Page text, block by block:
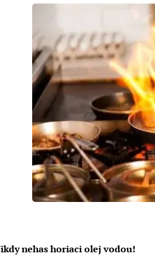
nehas horiaci olej vodou!